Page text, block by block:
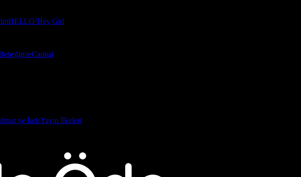
HELLO!Hey Girl
Capital
ve İadeYayın İlkeleri